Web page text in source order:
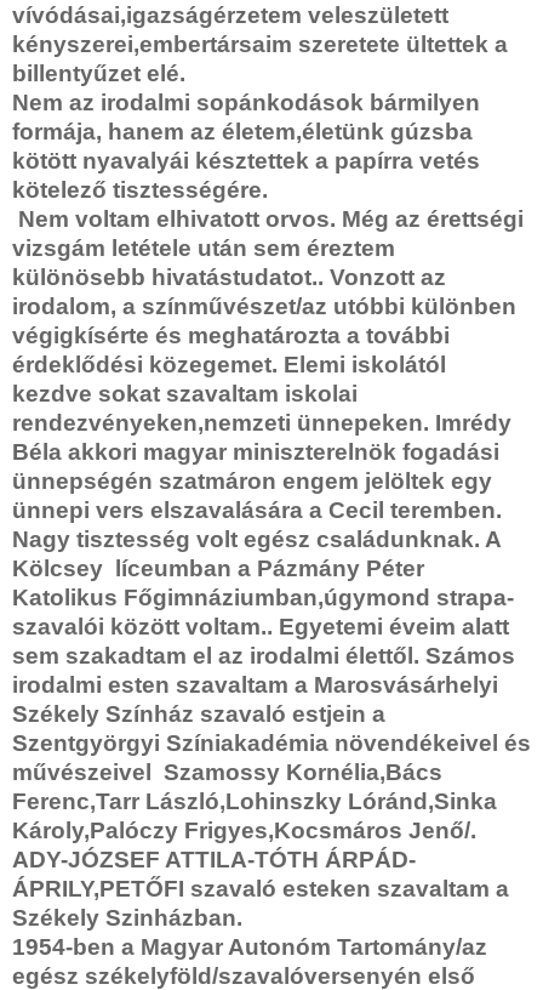
vívódásai,igazságérzetem veleszületett
kényszerei,embertársaim szeretete ültettek a
billentyűzet elé.
Nem az irodalmi sopánkodások bármilyen
formája, hanem az életem,életünk gúzsba
kötött nyavalyái késztettek a papírra vetés
kötelező tisztességére.
Nem voltam elhivatott orvos. Még az érettségi
vizsgám letétele után sem éreztem
különösebb hivatástudatot.. Vonzott az
irodalom, a színművészet/az utóbbi különben
végigkísérte és meghatározta a további
érdeklődési közegemet. Elemi iskolától
kezdve sokat szavaltam iskolai
rendezvényeken,nemzeti ünnepeken. Imrédy
Béla akkori magyar miniszterelnök fogadási
ünnepségén szatmáron engem jelöltek egy
ünnepi vers elszavalására a Cecil teremben.
Nagy tisztesség volt egész családunknak. A
Kölcsey líceumban a Pázmány Péter
Katolikus Főgimnáziumban,úgymond strapa-
szavalói között voltam.. Egyetemi éveim alatt
sem szakadtam el az irodalmi élettől. Számos
irodalmi esten szavaltam a Marosvásárhelyi
Székely Színház szavaló estjein a
Szentgyörgyi Színiakadémia növendékeivel és
művészeivel Szamossy Kornélia,Bács
Ferenc,Tarr László,Lohinszky Lóránd,Sinka
Károly,Palóczy Frigyes,Kocsmáros Jenő/.
ADY-JÓZSEF ATTILA-TÓTH ÁRPÁD-
ÁPRILY,PETŐFI szavaló esteken szavaltam a
Székely Szinházban.
1954-ben a Magyar Autonóm Tartomány/az
egész székelyföld/szavalóversenyén első